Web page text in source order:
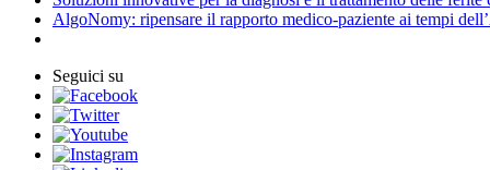
AlgoNomy: ripensare il rapporto medico-paziente ai tempi
Seguici su